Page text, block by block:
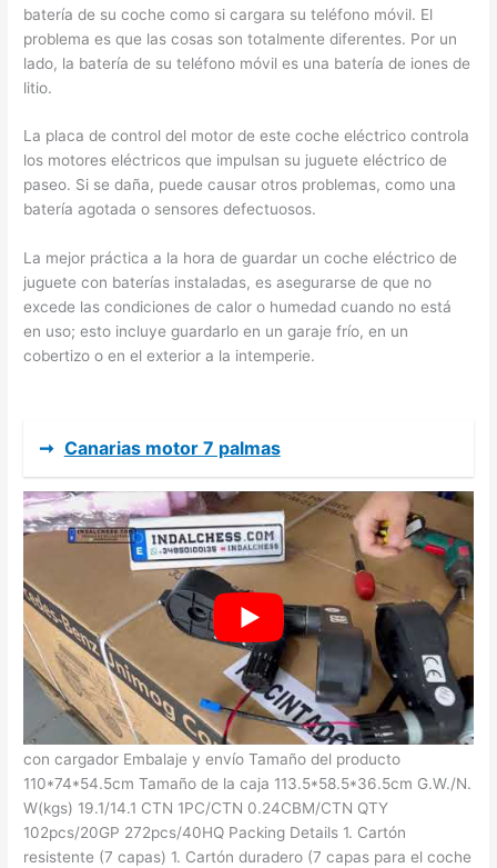
batería de su coche como si cargara su teléfono móvil. El
problema es que las cosas son totalmente diferentes. Por un
lado, la batería de su teléfono móvil es una batería de iones de
litio.
La placa de control del motor de este coche eléctrico controla
los motores eléctricos que impulsan su juguete eléctrico de
paseo. Si se daña, puede causar otros problemas, como una
batería agotada o sensores defectuosos.
La mejor práctica a la hora de guardar un coche eléctrico de
juguete con baterías instaladas, es asegurarse de que no
excede las condiciones de calor o humedad cuando no está
en uso; esto incluye guardarlo en un garaje frío, en un
cobertizo o en el exterior a la intemperie.
➞ Canarias motor 7 palmas
Power wheels wild thing coche de juguete eléctrico para niños
Capacidad de carga: 30kg 14.Motor: 2*35W Batería: 1*12V
con cargador Embalaje y envío Tamaño del producto
110*74*54.5cm Tamaño de la caja 113.5*58.5*36.5cm G.W./N.
W(kgs) 19.1/14.1 CTN 1PC/CTN 0.24CBM/CTN QTY
102pcs/20GP 272pcs/40HQ Packing Details 1. Cartón
resistente (7 capas) 1. Cartón duradero (7 capas para el coche